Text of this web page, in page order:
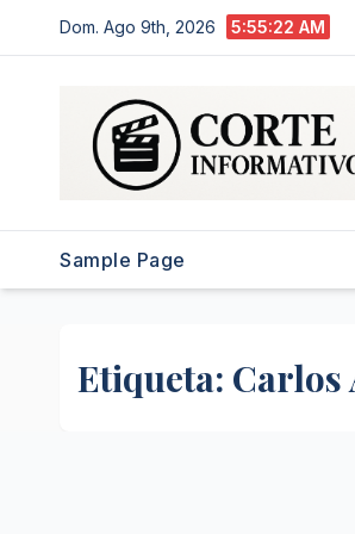
al
Dom. Ago 9th, 2026 5:55:22 AM
Sample Page
Etiqueta: Carlos